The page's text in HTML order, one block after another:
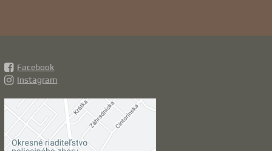
Facebook
Instagram
Externý obsah je
blokovaný Voľbami